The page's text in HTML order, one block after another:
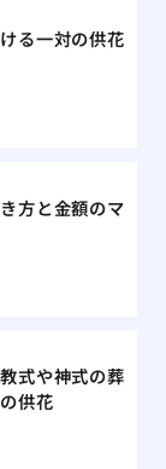
る一対の供花
方と金額のマ
式や神式の葬
供花